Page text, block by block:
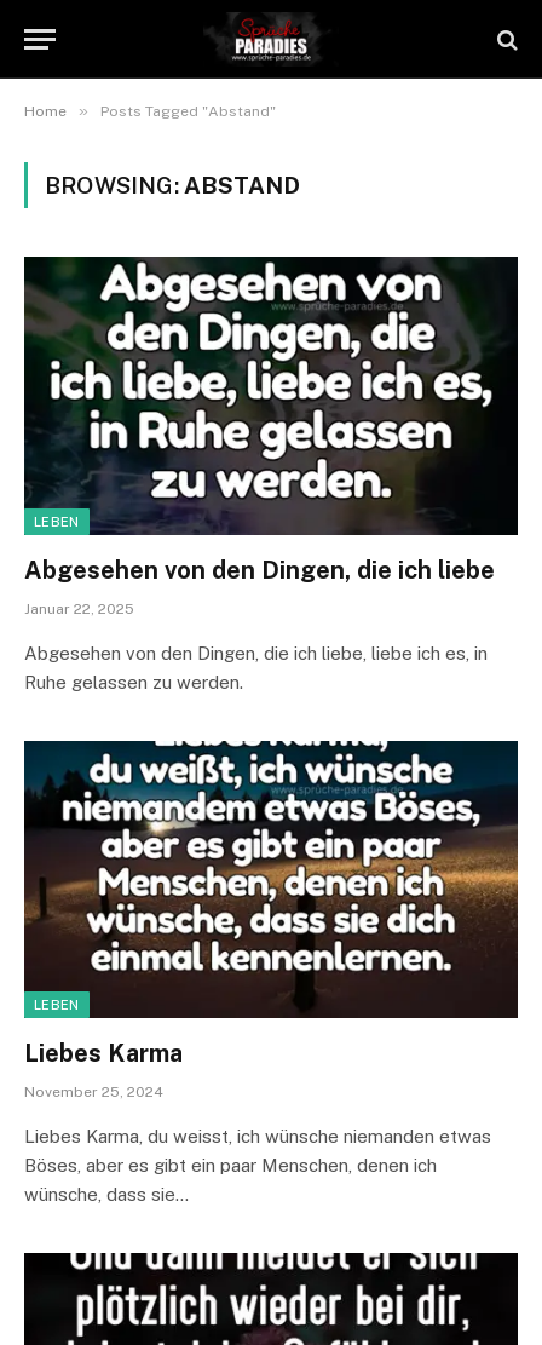
Home » Posts Tagged "Abstand"
BROWSING: ABSTAND
LEBEN
Abgesehen von den Dingen, die ich liebe
Januar 22, 2025
Abgesehen von den Dingen, die ich liebe, liebe ich es, in
Ruhe gelassen zu werden.
LEBEN
Liebes Karma
November 25, 2024
Liebes Karma, du weisst, ich wünsche niemanden etwas
Böses, aber es gibt ein paar Menschen, denen ich
wünsche, dass sie…